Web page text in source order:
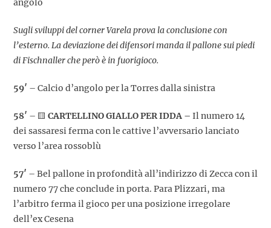
angolo
Sugli sviluppi del corner Varela prova la conclusione con
l’esterno. La deviazione dei difensori manda il pallone sui piedi
di Fischnaller che però è in fuorigioco.
59′ – Calcio d’angolo per la Torres dalla sinistra
58′ – 🟨 CARTELLINO GIALLO PER IDDA – Il numero 14
dei sassaresi ferma con le cattive l’avversario lanciato
verso l’area rossoblù
57′ – Bel pallone in profondità all’indirizzo di Zecca con il
numero 77 che conclude in porta. Para Plizzari, ma
l’arbitro ferma il gioco per una posizione irregolare
dell’ex Cesena